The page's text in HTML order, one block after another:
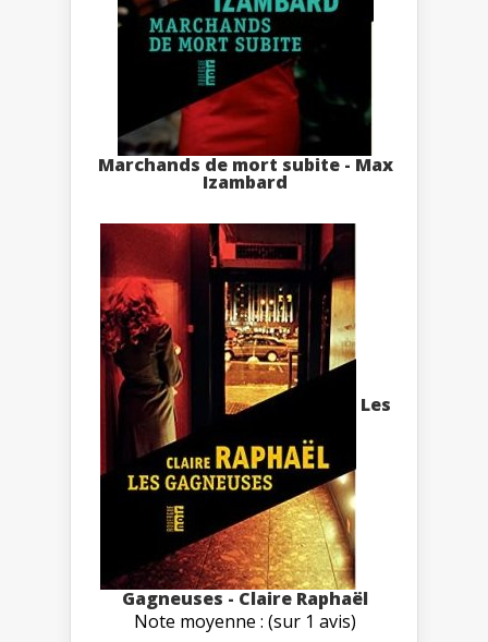
Marchands de mort subite - Max
Izambard
Les
Gagneuses - Claire Raphaël
Note moyenne : (sur 1 avis)